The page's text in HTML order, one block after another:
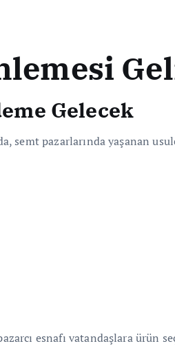
Gelecek
semt pazarlarında yaşanan
esnafı vatandaşlara ürün